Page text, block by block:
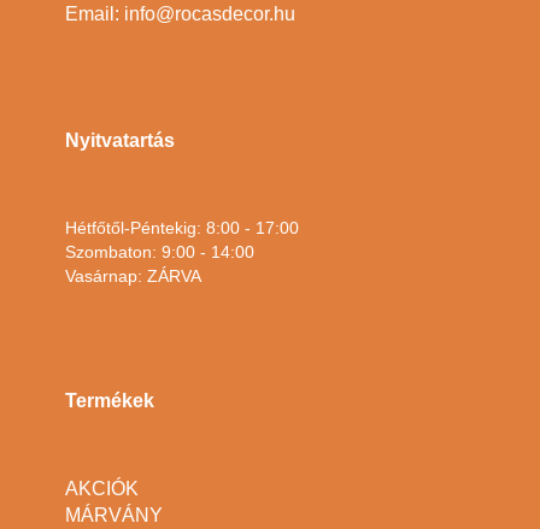
Email: info@rocasdecor.hu
Nyitvatartás
Hétfőtől-Péntekig: 8:00 - 17:00
Szombaton: 9:00 - 14:00
Vasárnap: ZÁRVA
Termékek
AKCIÓK
MÁRVÁNY